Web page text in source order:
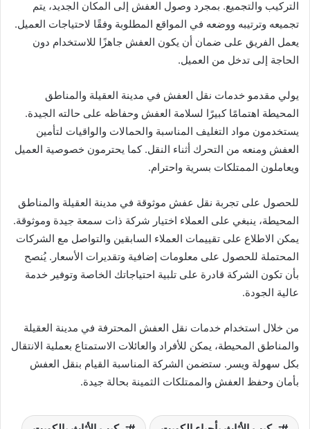
التركيب والتجميع. بمجرد وصول العفش إلى المكان الجديد، يتم
تجميعه وترتيبه ووضعه في المواقع المطلوبة وفقًا لاحتياجات العميل.
يعمل الفريق على ضمان أن يكون العفش جاهزًا للاستخدام دون
الحاجة إلى تدخل من العميل.
يولي مقدمو خدمات نقل العفش في مدينة العقيلة والمناطق
المحيطة اهتمامًا كبيرًا لسلامة العفش وحفاظه على حالته الجيدة.
يستخدمون مواد التغليف المناسبة والحمالات والواقيات لتأمين
العفش ومنعه من التحرك أثناء النقل. كما يحترمون خصوصية العميل
ويعاملون الممتلكات بسرية واحترام.
للحصول على تجربة نقل عفش موثوقة في مدينة العقيلة والمناطق
المحيطة، ينبغي على العملاء اختيار شركة ذات سمعة جيدة وموثوقة.
يمكن الاطلاع على تقييمات العملاء السابقين والتواصل مع الشركات
المحتملة للحصول على معلومات إضافية وتقديرات الأسعار. يُنصح
بأن تكون الشركة قادرة على تلبية احتياجاتك الخاصة وتوفير خدمة
عالية الجودة.
من خلال استخدام خدمات نقل العفش المحترفة في مدينة العقيلة
والمناطق المحيطة، يمكن للأفراد والعائلات الاستمتاع بعملية الانتقال
بكل سهولة ويسر. ستضمن الشركة المناسبة القيام بنقل العفش
بأمان وحفظ العفش والممتلكات الثمينة بحالة جيدة.